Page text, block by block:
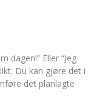
dagen!” Eller “Jeg
Du kan gjøre det i
det planlagte